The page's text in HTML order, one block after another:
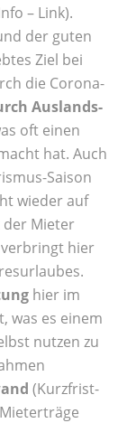
– Link).
der guten
Ziel bei
die Corona-
Auslands-
oft einen
hat. Auch
Saison
wieder auf
der Mieter
hier
hier im
was es einem
nutzen zu
(Kurzfrist-